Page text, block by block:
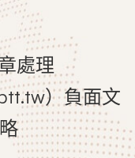
處理
）負面文